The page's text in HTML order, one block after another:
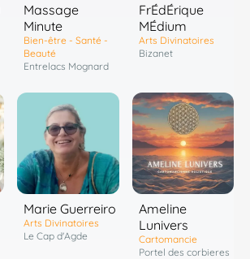
Massage
Minute
Bien-être - Santé -
Beauté
Entrelacs Mognard
FrÉdÉrique
MÉdium
Arts Divinatoires
Bizanet
Marie Guerreiro
Arts Divinatoires
Le Cap d'Agde
Ameline
Lunivers
Cartomancie
Portel des corbieres